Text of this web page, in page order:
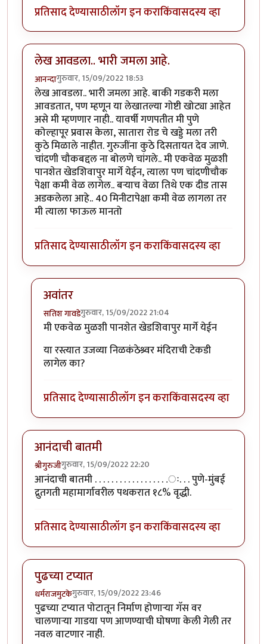
प्रतिसाद देण्यासाठीलॉग इन कराकिंवासदस्य व्हा
लेख आवडला.. भारी जमला आहे.
आनन्दागुरुवार, 15/09/2022 18:53
लेख आवडला.. भारी जमला आहे. बाकी गडकरी मला
आवडतात, पण म्हणून या लेखातल्या गोष्टी खोट्या आहेत
असे मी म्हणणार नाही.. यावर्षी गणपतीत मी पुणे
कोल्हापूर प्रवास केला, सातारा रोड चे खड्डे मला तरी
कुठे मिळाले नाहीत. गुरुजींना कुठे दिसतायत देव जाणे.
चांदणी चौकबद्दल ना बोलणे चांगले.. मी एकवेळ मुळशी
पानशेत खेडशिवापुर मार्गे येईन, त्याला पण चांदणीचौक
पेक्षा कमी वेळ लागेल.. बऱ्याच वेळा तिथे एक दीड तास
अडकलेला आहे.. 40 मिनीटापेक्षा कमी वेळ लागला तर
मी त्याला फाऊल मानतो
प्रतिसाद देण्यासाठीलॉग इन कराकिंवासदस्य व्हा
अवांतर
सतिश गावडेगुरुवार, 15/09/2022 21:04
In reply toलेख आवडला.. भारी जमला आहे.by
मी एकवेळ मुळशी पानशेत खेडशिवापुर मार्गे येईन
या रस्त्यात उजव्या निळकंठेश्र्वर मंदिराची टेकडी
लागेल का?
प्रतिसाद देण्यासाठीलॉग इन कराकिंवासदस्य व्हा
आनंदाची बातमी
श्रीगुरुजीगुरुवार, 15/09/2022 22:20
आनंदाची बातमी . . . . . . . . . . . . . . . . . .ः. . . पुणे-मुंबई
द्रुतगती महामार्गावरील पथकरात १८% वृद्धी.
प्रतिसाद देण्यासाठीलॉग इन कराकिंवासदस्य व्हा
पुढच्या टप्यात
धर्मराजमुटकेगुरुवार, 15/09/2022 23:46
पुढच्या टप्यात पोटातून निर्माण होणार्‍या गॅस वर
चालणार्‍या गाडया पण आणण्याची घोषणा केली गेली तर
नवल वाटणार नाही.